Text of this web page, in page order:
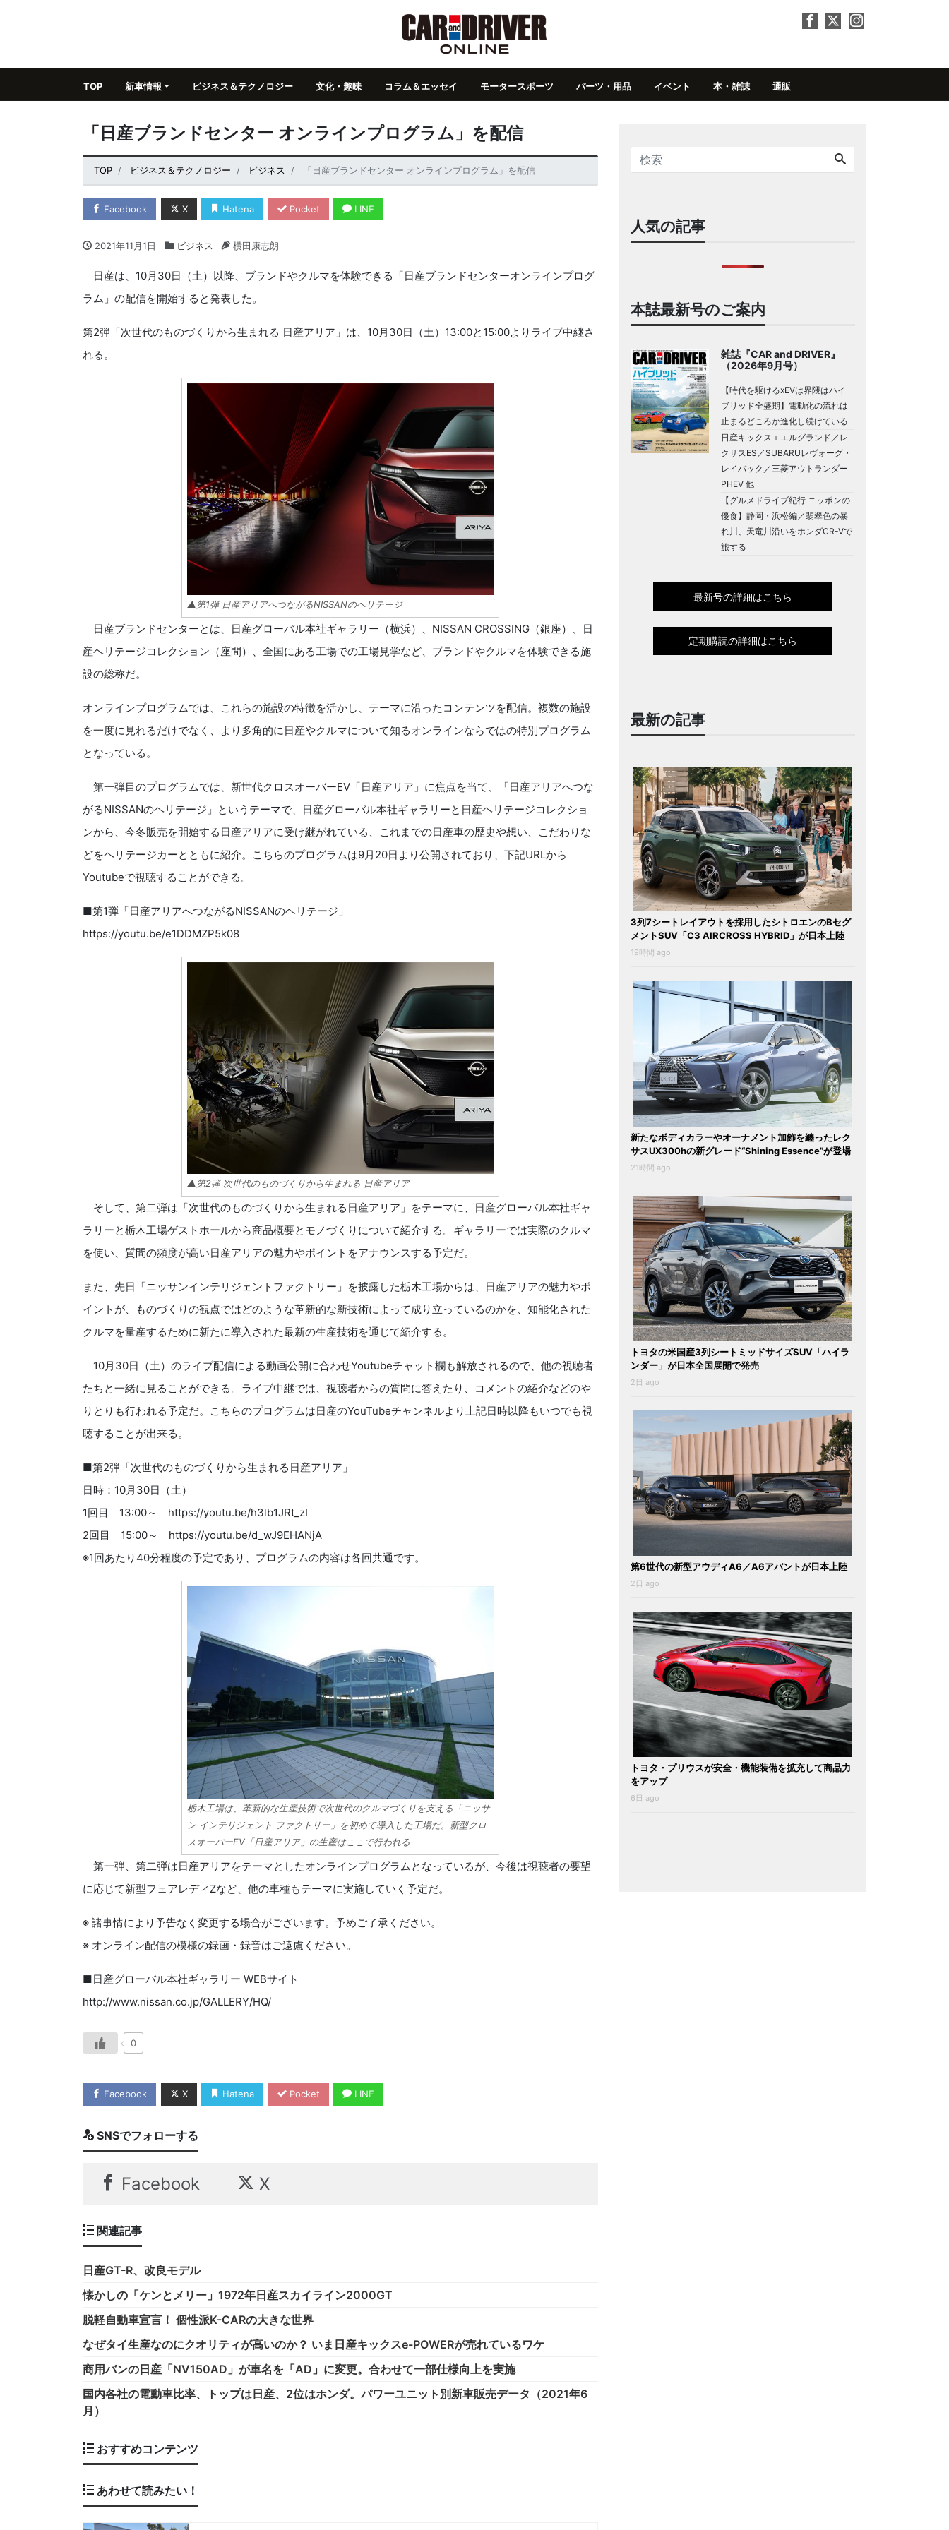
TOP 新車情報 ビジネス＆テクノロジー 文化・趣味 コラム＆エッセイ モータースポーツ パーツ・用品 イベント 本・雑誌 通販
「日産ブランドセンター オンラインプログラム」を配信
TOP ビジネス＆テクノロジー ビジネス 「日産ブランドセンター オンラインプログラム」を配信
Facebook X Hatena Pocket LINE
2021年11月1日 ビジネス 横田康志朗
日産は、10月30日（土）以降、ブランドやクルマを体験できる「日産ブランドセンターオンラインプログ
ラム」の配信を開始すると発表した。
第2弾「次世代のものづくりから生まれる 日産アリア」は、10月30日（土）13:00と15:00よりライブ中継さ
れる。
▲第1弾 日産アリアへつながるNISSANのヘリテージ
日産ブランドセンターとは、日産グローバル本社ギャラリー（横浜）、NISSAN CROSSING（銀座）、日
産ヘリテージコレクション（座間）、全国にある工場での工場見学など、ブランドやクルマを体験できる施
設の総称だ。
オンラインプログラムでは、これらの施設の特徴を活かし、テーマに沿ったコンテンツを配信。複数の施設
を一度に見れるだけでなく、より多角的に日産やクルマについて知るオンラインならではの特別プログラム
となっている。
第一弾目のプログラムでは、新世代クロスオーバーEV「日産アリア」に焦点を当て、「日産アリアへつな
がるNISSANのヘリテージ」というテーマで、日産グローバル本社ギャラリーと日産ヘリテージコレクショ
ンから、今冬販売を開始する日産アリアに受け継がれている、これまでの日産車の歴史や想い、こだわりな
どをヘリテージカーとともに紹介。こちらのプログラムは9月20日より公開されており、下記URLから
Youtubeで視聴することができる。
■第1弾「日産アリアへつながるNISSANのヘリテージ」
https://youtu.be/e1DDMZP5k08
▲第2弾 次世代のものづくりから生まれる 日産アリア
そして、第二弾は「次世代のものづくりから生まれる日産アリア」をテーマに、日産グローバル本社ギャ
ラリーと栃木工場ゲストホールから商品概要とモノづくりについて紹介する。ギャラリーでは実際のクルマ
を使い、質問の頻度が高い日産アリアの魅力やポイントをアナウンスする予定だ。
また、先日「ニッサンインテリジェントファクトリー」を披露した栃木工場からは、日産アリアの魅力やポ
イントが、ものづくりの観点ではどのような革新的な新技術によって成り立っているのかを、知能化された
クルマを量産するために新たに導入された最新の生産技術を通じて紹介する。
10月30日（土）のライブ配信による動画公開に合わせYoutubeチャット欄も解放されるので、他の視聴者
たちと一緒に見ることができる。ライブ中継では、視聴者からの質問に答えたり、コメントの紹介などのや
りとりも行われる予定だ。こちらのプログラムは日産のYouTubeチャンネルより上記日時以降もいつでも視
聴することが出来る。
■第2弾「次世代のものづくりから生まれる日産アリア」
日時：10月30日（土）
1回目 13:00～ https://youtu.be/h3lb1JRt_zI
2回目 15:00～ https://youtu.be/d_wJ9EHANjA
※1回あたり40分程度の予定であり、プログラムの内容は各回共通です。
栃木工場は、革新的な生産技術で次世代のクルマづくりを支える「ニッサ
ン インテリジェント ファクトリー」を初めて導入した工場だ。新型クロ
スオーバーEV「日産アリア」の生産はここで行われる
第一弾、第二弾は日産アリアをテーマとしたオンラインプログラムとなっているが、今後は視聴者の要望
に応じて新型フェアレディZなど、他の車種もテーマに実施していく予定だ。
※ 諸事情により予告なく変更する場合がございます。予めご了承ください。
※ オンライン配信の模様の録画・録音はご遠慮ください。
■日産グローバル本社ギャラリー WEBサイト
http://www.nissan.co.jp/GALLERY/HQ/
0
Facebook X Hatena Pocket LINE
SNSでフォローする
Facebook X
関連記事
日産GT-R、改良モデル
懐かしの「ケンとメリー」1972年日産スカイライン2000GT
脱軽自動車宣言！ 個性派K-CARの大きな世界
なぜタイ生産なのにクオリティが高いのか？ いま日産キックスe-POWERが売れているワケ
商用バンの日産「NV150AD」が車名を「AD」に変更。合わせて一部仕様向上を実施
国内各社の電動車比率、トップは日産、2位はホンダ。パワーユニット別新車販売データ（2021年6
月）
おすすめコンテンツ
あわせて読みたい！
人気の記事
本誌最新号のご案内
雑誌『CAR and DRIVER』
（2026年9月号）
【時代を駆けるxEVは界隈はハイ
ブリッド全盛期】電動化の流れは
止まるどころか進化し続けている
日産キックス＋エルグランド／レ
クサスES／SUBARUレヴォーグ・
レイバック／三菱アウトランダー
PHEV 他
【グルメドライブ紀行 ニッポンの
優食】静岡・浜松編／翡翠色の暴
れ川、天竜川沿いをホンダCR-Vで
旅する
最新号の詳細はこちら
定期購読の詳細はこちら
最新の記事
3列7シートレイアウトを採用したシトロエンのBセグ
メントSUV「C3 AIRCROSS HYBRID」が日本上陸
19時間 ago
新たなボディカラーやオーナメント加飾を纏ったレク
サスUX300hの新グレード“Shining Essence”が登場
21時間 ago
トヨタの米国産3列シートミッドサイズSUV「ハイラ
ンダー」が日本全国展開で発売
2日 ago
第6世代の新型アウディA6／A6アバントが日本上陸
2日 ago
トヨタ・プリウスが安全・機能装備を拡充して商品力
をアップ
6日 ago